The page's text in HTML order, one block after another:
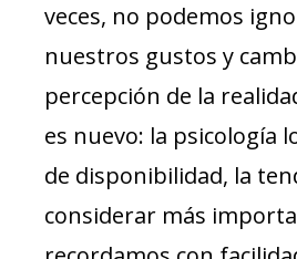
veces, no podemos
nuestros gustos y
percepción de la
es nuevo: la psicología
de disponibilidad, la
considerar más